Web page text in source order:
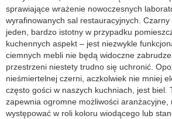
sprawiające wrażenie nowoczesnych
wyrafinowanych sal restauracyjnych.
jeden, bardzo istotny w przypadku
kuchennych aspekt – jest niezwykle
ciemnych mebli nie będą widoczne
przestrzeni niestety trudno się uchronić.
nieśmiertelnej czerni, aczkolwiek nie mniej
często gości w naszych kuchniach, jest biel.
zapewnia ogromne możliwości aranżacyjne,
występować w roli koloru wiodącego lub